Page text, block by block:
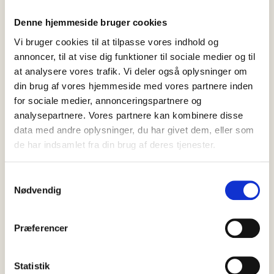
Denne hjemmeside bruger cookies
Vi bruger cookies til at tilpasse vores indhold og
annoncer, til at vise dig funktioner til sociale medier og til
at analysere vores trafik. Vi deler også oplysninger om
din brug af vores hjemmeside med vores partnere inden
for sociale medier, annonceringspartnere og
analysepartnere. Vores partnere kan kombinere disse
data med andre oplysninger, du har givet dem, eller som
de har indsamlet fra din brug af deres tjenester.
Nødvendig
Præferencer
Statistik
Indlæg: Havnens betydning for